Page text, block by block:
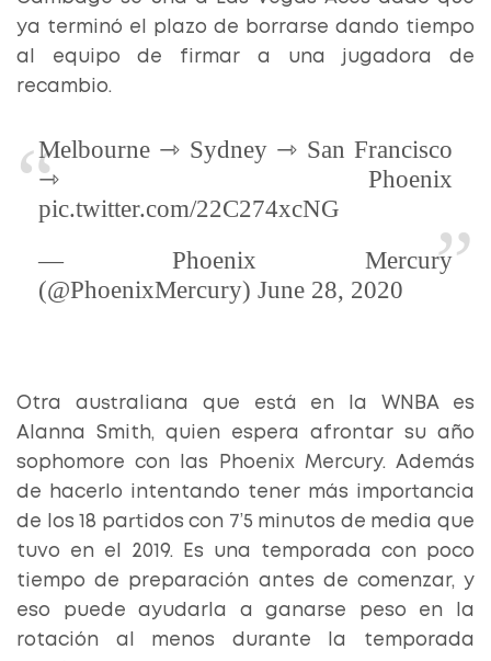
ya terminó el plazo de borrarse dando tiempo
al equipo de firmar a una jugadora de
recambio.
Melbourne ⇾ Sydney ⇾ San Francisco
⇾ Phoenix
pic.twitter.com/22C274xcNG
— Phoenix Mercury
(@PhoenixMercury) June 28, 2020
Otra australiana que está en la WNBA es
Alanna Smith, quien espera afrontar su año
sophomore con las Phoenix Mercury. Además
de hacerlo intentando tener más importancia
de los 18 partidos con 7’5 minutos de media que
tuvo en el 2019. Es una temporada con poco
tiempo de preparación antes de comenzar, y
eso puede ayudarla a ganarse peso en la
rotación al menos durante la temporada